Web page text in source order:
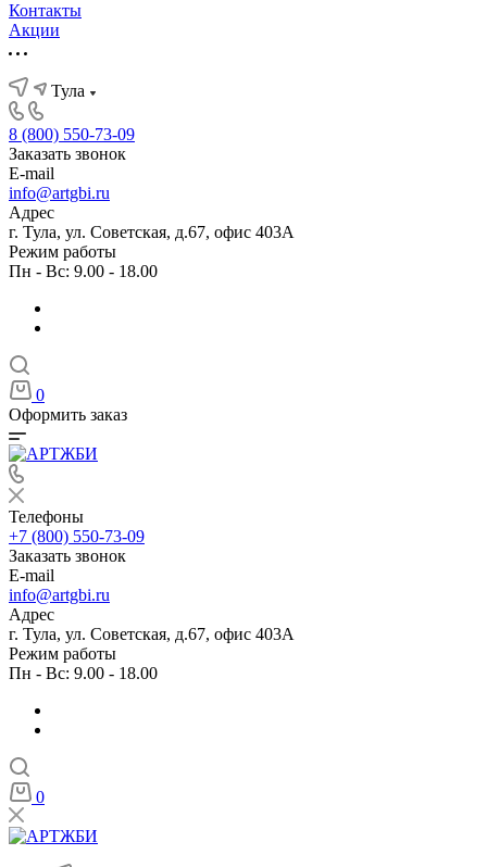
Контакты
Акции
Тула
8 (800) 550-73-09
Заказать звонок
E-mail
info@artgbi.ru
Адрес
г. Тула, ул. Советская, д.67, офис 403А
Режим работы
Пн - Вс: 9.00 - 18.00
0
Оформить заказ
Телефоны
+7 (800) 550-73-09
Заказать звонок
E-mail
info@artgbi.ru
Адрес
г. Тула, ул. Советская, д.67, офис 403А
Режим работы
Пн - Вс: 9.00 - 18.00
0